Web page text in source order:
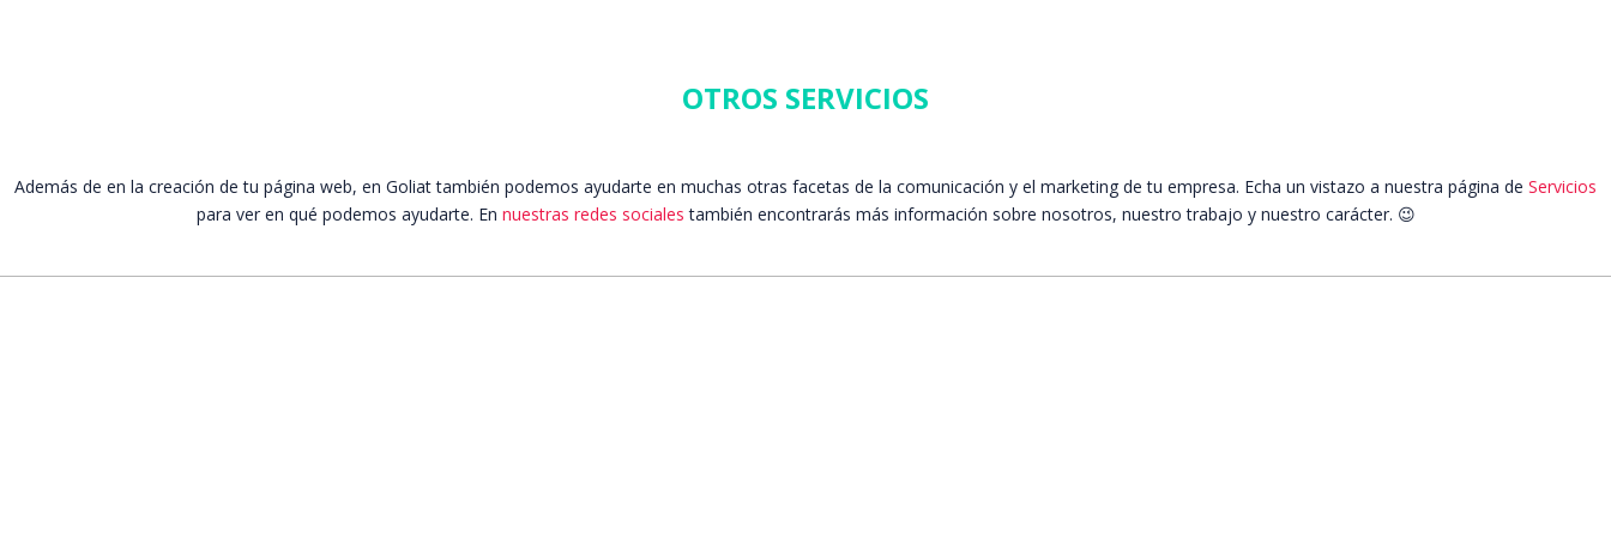
OTROS SERVICIOS
Además de en la creación de tu página web, en Goliat también podemos ayudarte en muchas otras facetas de la comunicación y el marketing de tu empresa. Echa un vistazo a nuestra página de Servicios
para ver en qué podemos ayudarte. En nuestras redes sociales también encontrarás más información sobre nosotros, nuestro trabajo y nuestro carácter. 😉